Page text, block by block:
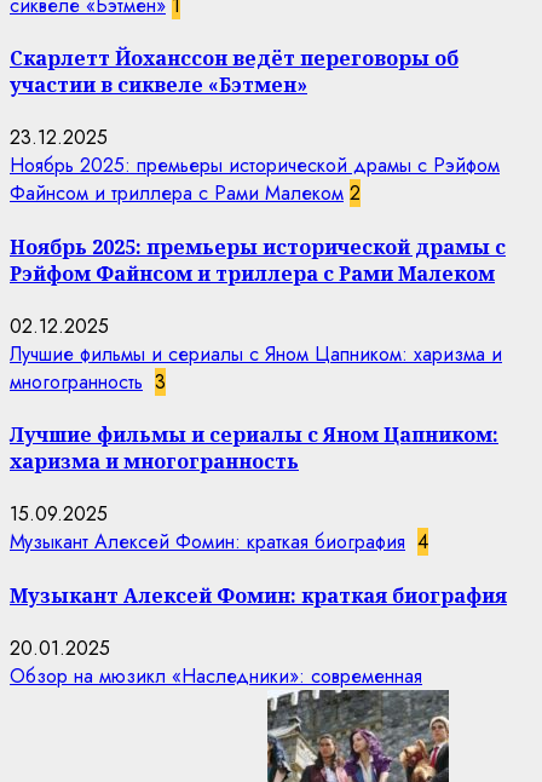
Скарлетт Йоханссон ведёт переговоры об
участии в сиквеле «Бэтмен»
23.12.2025
Ноябрь 2025: премьеры исторической драмы с Рэйфом
Файнсом и триллера с Рами Малеком 2
Ноябрь 2025: премьеры исторической драмы с
Рэйфом Файнсом и триллера с Рами Малеком
02.12.2025
Лучшие фильмы и сериалы с Яном Цапником: харизма и
многогранность 3
Лучшие фильмы и сериалы с Яном Цапником:
харизма и многогранность
15.09.2025
Музыкант Алексей Фомин: краткая биография 4
Музыкант Алексей Фомин: краткая биография
20.01.2025
Обзор на мюзикл «Наследники»: современная